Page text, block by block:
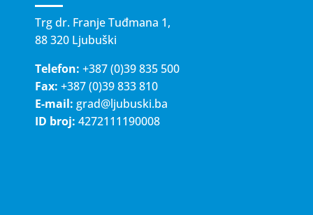
Trg dr. Franje Tuđmana 1,
88 320 Ljubuški
Telefon: +387 (0)39 835 500
Fax: +387 (0)39 833 810
E-mail: grad@ljubuski.ba
ID broj: 4272111190008